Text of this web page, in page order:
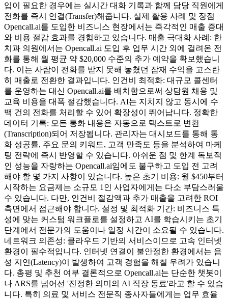
입이 필요한 경우에는 실시간 대화 기록과 함께 담당 직원에게
전화를 즉시 연결(Transfer)해줍니다. 실제 활용 사례 및 장점
Opencall.ai를 도입한 비즈니스 현장에서는 즉각적인 매출 증대
와 비용 절감 효과를 경험하고 있습니다. 매출 극대화 사례: 한
치과 의원에서는 Opencall.ai 도입 후 업무 시간 외에 걸려온 전
화를 통해 월 평균 약 $20,000 수준의 추가 예약을 확보했습니
다. 이는 사람이 전화를 받지 못해 놓쳤던 잠재 수익을 고스란
히 매출로 전환한 결과입니다. 인건비 최적화: 대규모 콜센터
를 운영하는 대신 Opencall.ai를 배치함으로써 상담원 채용 및
교육 비용을 대폭 절감했습니다. AI는 지치지 않고 동시에 수
백 건의 전화를 처리할 수 있어 확장성이 뛰어납니다. 정확한
데이터 기록: 모든 통화 내용은 자동으로 텍스트로 변환
(Transcription)되어 저장됩니다. 관리자는 대시보드를 통해 통
화 성공률, 주요 문의 키워드, 고객 만족도 등을 분석하여 마케
팅 전략에 즉시 반영할 수 있습니다. 아쉬운 점 및 한계 독보적
인 성능을 자랑하는 Opencall.ai임에도 불구하고 도입 전 고려
해야 할 몇 가지 사항이 있습니다. 높은 초기 비용: 월 $450부터
시작하는 요금제는 소규모 1인 사업자에게는 다소 부담스러울
수 있습니다. 다만, 인건비 절감액과 추가 매출을 고려한 ROI
측면에서 접근해야 합니다. 설정 및 최적화 기간: 비즈니스 특
성에 맞는 커스텀 워크플로를 설정하고 AI를 학습시키는 초기
단계에서 전문가의 도움이나 일정 시간이 소요될 수 있습니다.
네트워크 의존성: 클라우드 기반의 서비스이므로 고속 인터넷
환경이 필수적입니다. 인터넷 연결이 불안정한 환경에서는 음
성 지연(Latency)이 발생하여 고객 경험을 해칠 우려가 있습니
다. 총평 및 추천 여부 결론적으로 Opencall.ai는 단순한 챗봇이
나 ARS를 넘어선 '진정한 의미의 AI 직장 동료'라고 할 수 있습
니다. 특히 의료 및 서비스 전문직 종사자들에게는 업무 효율